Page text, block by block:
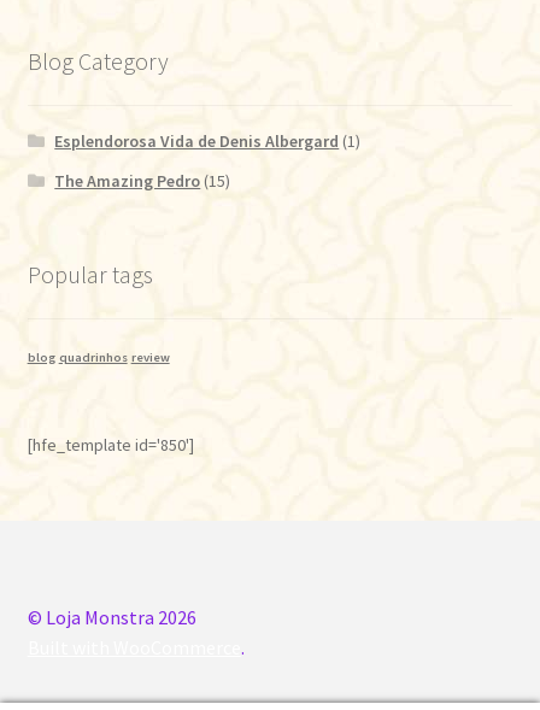
Blog Category
Esplendorosa Vida de Denis Albergard (1)
The Amazing Pedro (15)
Popular tags
blog quadrinhos review
[hfe_template id='850']
© Loja Monstra 2026
.